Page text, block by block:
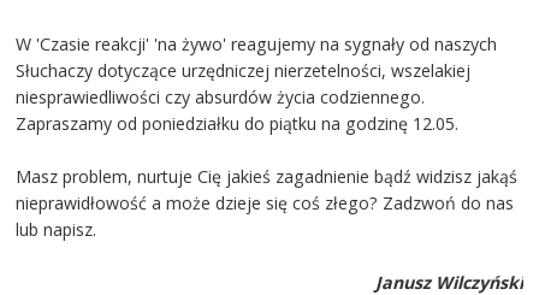
W 'Czasie reakcji' 'na żywo' reagujemy na sygnały od naszych
Słuchaczy dotyczące urzędniczej nierzetelności, wszelakiej
niesprawiedliwości czy absurdów życia codziennego.
Zapraszamy od poniedziałku do piątku na godzinę 12.05.
Masz problem, nurtuje Cię jakieś zagadnienie bądź widzisz jakąś
nieprawidłowość a może dzieje się coś złego? Zadzwoń do nas
lub napisz.
Janusz Wilczyński